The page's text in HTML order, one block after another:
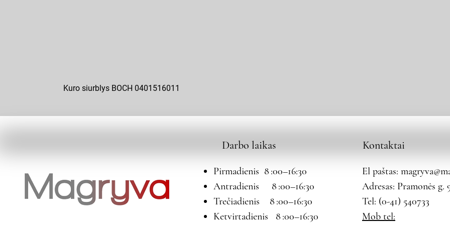
Kuro siurblys BOCH 0401516011
Darbo laikas
Pirmadienis 8 :00–16:30
Antradienis 8 :00–16:30
Trečiadienis 8 :00–16:30
Ketvirtadienis 8 :00–16:30
Kontaktai
El paštas:
Adresas: Pramonės g.
Tel: (0-41) 540733
Mob tel: